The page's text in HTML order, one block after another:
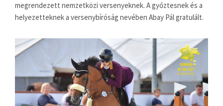
megrendezett nemzetközi versenyeknek. A győztesnek és a
helyezetteknek a versenybíróság nevében Abay Pál gratulált.